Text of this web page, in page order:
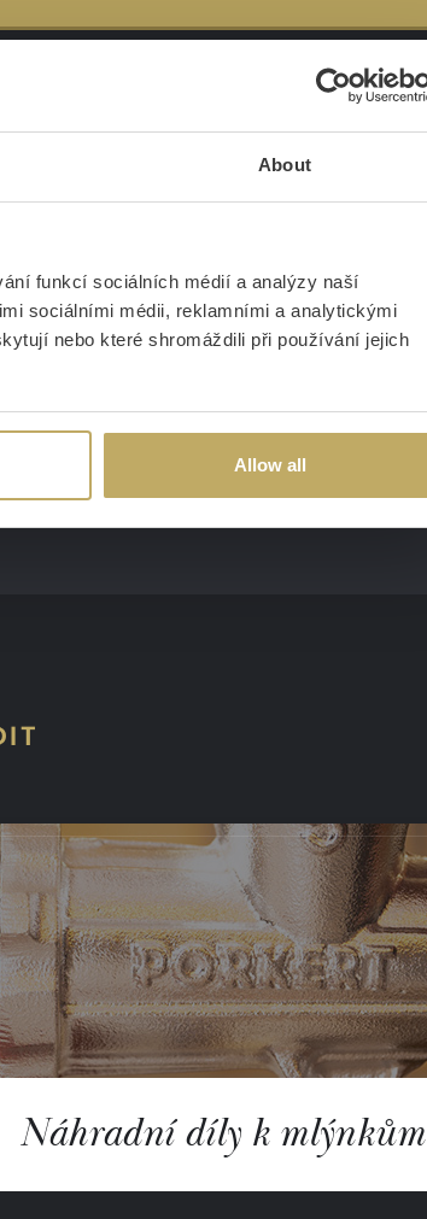
About
funkcí sociálních médií a analýzy naší
sociálními médii, reklamními a analytickými
nebo které shromáždili při používání jejich
Allow all
časů
1,7 kg za 1 minutu
Náhradní díly k mlýnkům